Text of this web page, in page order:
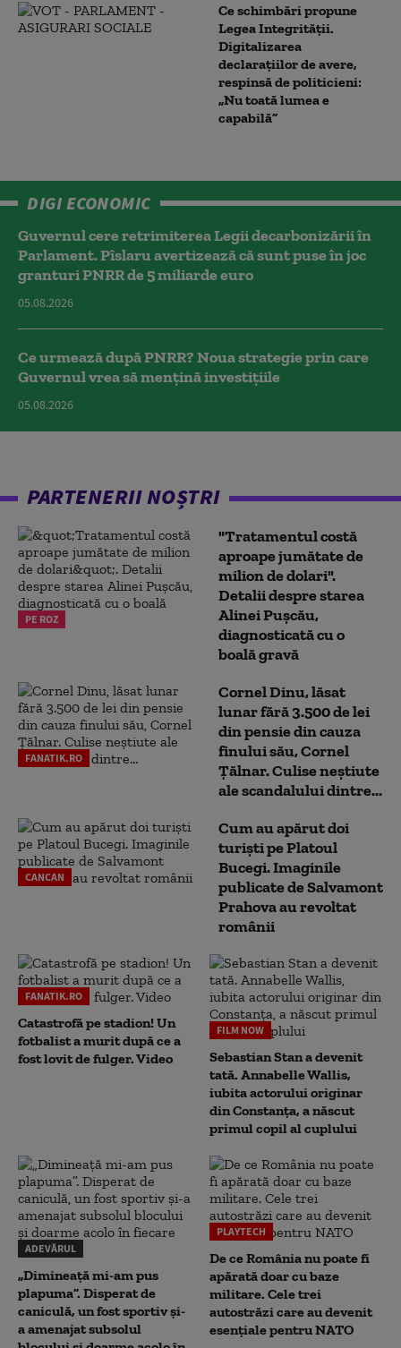
Ce schimbări propune
Legea Integrității.
Digitalizarea
declarațiilor de avere,
respinsă de politicieni:
„Nu toată lumea e
capabilă”
DIGI ECONOMIC
Guvernul cere retrimiterea Legii decarbonizării în
Parlament. Pîslaru avertizează că sunt puse în joc
granturi PNRR de 5 miliarde euro
05.08.2026
Ce urmează după PNRR? Noua strategie prin care
Guvernul vrea să mențină investițiile
05.08.2026
PARTENERII NOȘTRI
PE ROZ
"Tratamentul costă
aproape jumătate de
milion de dolari".
Detalii despre starea
Alinei Pușcău,
diagnosticată cu o
boală gravă
FANATIK.RO
Cornel Dinu, lăsat
lunar fără 3.500 de lei
din pensie din cauza
finului său, Cornel
Țălnar. Culise neștiute
ale scandalului dintre...
CANCAN
Cum au apărut doi
turiști pe Platoul
Bucegi. Imaginile
publicate de Salvamont
Prahova au revoltat
românii
FANATIK.RO
Catastrofă pe stadion! Un
fotbalist a murit după ce a
fost lovit de fulger. Video
FILM NOW
Sebastian Stan a devenit
tată. Annabelle Wallis,
iubita actorului originar
din Constanța, a născut
primul copil al cuplului
ADEVĂRUL
„Dimineață mi-am pus
plapuma”. Disperat de
caniculă, un fost sportiv și-
a amenajat subsolul
PLAYTECH
De ce România nu poate fi
apărată doar cu baze
militare. Cele trei
autostrăzi care au devenit
esențiale pentru NATO